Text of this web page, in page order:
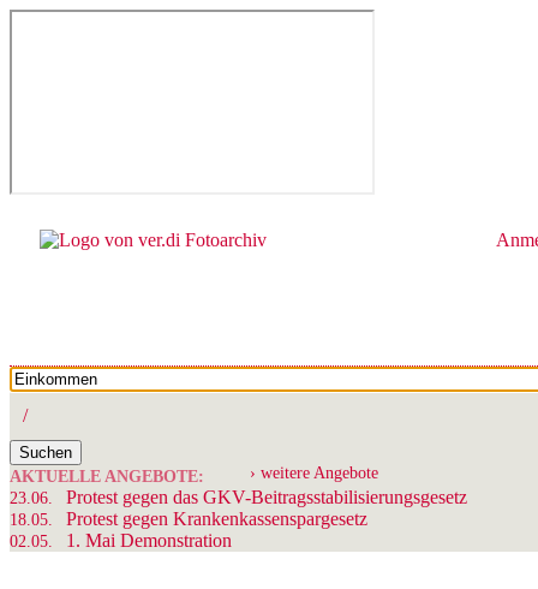
/
Suchen
› weitere Angebote
AKTUELLE ANGEBOTE:
23.06.
Protest gegen das GKV-Beitragsstabilisierungsgesetz
18.05. Protest gegen Krankenkassenspargesetz
02.05. 1. Mai Demonstration